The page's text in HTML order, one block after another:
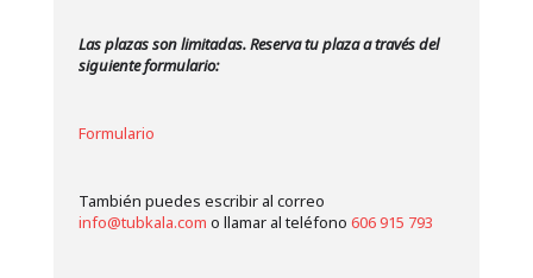
Las plazas son limitadas. Reserva tu plaza a través del
siguiente formulario:
Formulario
También puedes escribir al correo
info@tubkala.com o llamar al teléfono 606 915 793